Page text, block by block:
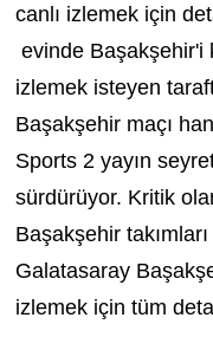
canlı izlemek için
evinde Başakşehir'i
izlemek isteyen
Başakşehir maçı
Sports 2 yayın
sürdürüyor. Kritik
Başakşehir
Galatasaray
izlemek için tüm